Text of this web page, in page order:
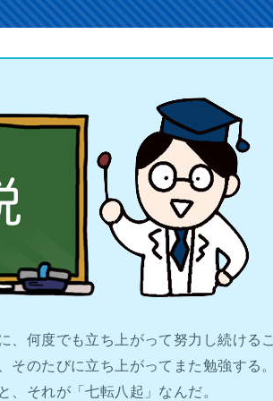
、何度でも立ち上がって努力し続けるこ
のたびに立ち上がってまた勉強する。
それが「七転八起」なんだ。